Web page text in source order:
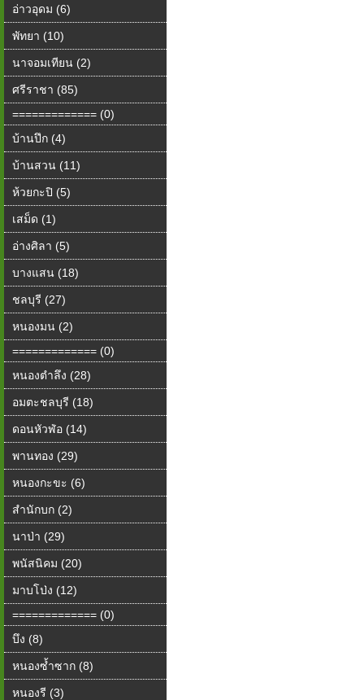
อ่าวอุดม (6)
พัทยา (10)
นาจอมเทียน (2)
ศรีราชา (85)
============= (0)
บ้านปึก (4)
บ้านสวน (11)
ห้วยกะปิ (5)
เสม็ด (1)
อ่างศิลา (5)
บางแสน (18)
ชลบุรี (27)
หนองมน (2)
============= (0)
หนองตำลึง (28)
อมตะชลบุรี (18)
ดอนหัวฬ่อ (14)
พานทอง (29)
หนองกะขะ (6)
สำนักบก (2)
นาป่า (29)
พนัสนิคม (20)
มาบโป่ง (12)
============= (0)
บึง (8)
หนองซ้ำซาก (8)
หนองรี (3)